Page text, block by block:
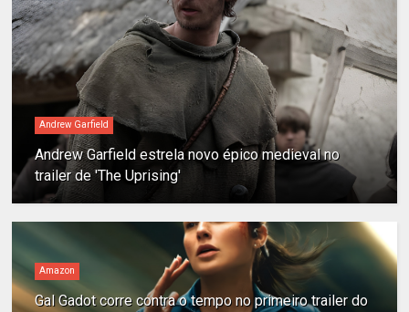
Andrew Garfield
Andrew Garfield estrela novo épico medieval no
trailer de 'The Uprising'
Amazon
Gal Gadot corre contra o tempo no primeiro trailer do